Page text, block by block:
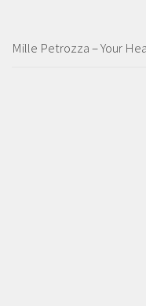
Mille Petrozza – Your